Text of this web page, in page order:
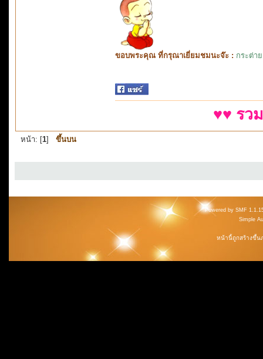
ขอบพระคุณ ที่กรุณาเยี่ยมชมนะจ๊ะ : กระต่า
♥♥ รว
หน้า: [1] ขึ้นบน
Powered by SMF
Simple
หน้านี้ถูกสร้างขึ้น